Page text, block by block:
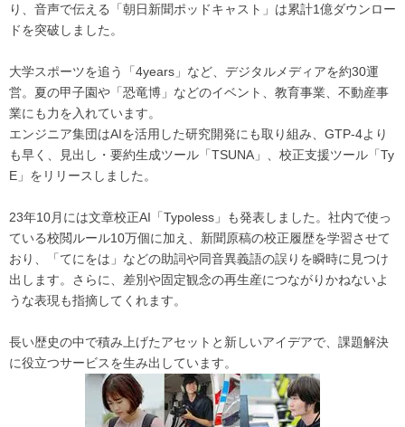
り、音声で伝える「朝日新聞ポッドキャスト」は累計1億ダウンロー
ドを突破しました。
大学スポーツを追う「4years」など、デジタルメディアを約30運
営。夏の甲子園や「恐竜博」などのイベント、教育事業、不動産事
業にも力を入れています。
エンジニア集団はAIを活用した研究開発にも取り組み、GTP-4より
も早く、見出し・要約生成ツール「TSUNA」、校正支援ツール「Ty
E」をリリースしました。
23年10月には文章校正AI「Typoless」も発表しました。社内で使っ
ている校閲ルール10万個に加え、新聞原稿の校正履歴を学習させて
おり、「てにをは」などの助詞や同音異義語の誤りを瞬時に見つけ
出します。さらに、差別や固定観念の再生産につながりかねないよ
うな表現も指摘してくれます。
長い歴史の中で積み上げたアセットと新しいアイデアで、課題解決
に役立つサービスを生み出しています。